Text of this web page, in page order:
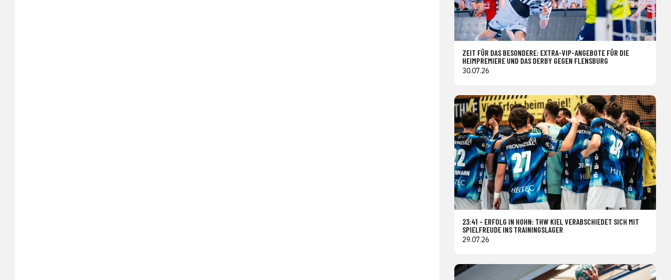
ZEIT FÜR DAS BESONDERE: EXTRA-VIP-ANGEBOTE FÜR DIE
HEIMPREMIERE UND DAS DERBY GEGEN FLENSBURG
30.07.26
23:41 – ERFOLG IN HOHN: THW KIEL VERABSCHIEDET SICH MIT
SPIELFREUDE INS TRAININGSLAGER
29.07.26